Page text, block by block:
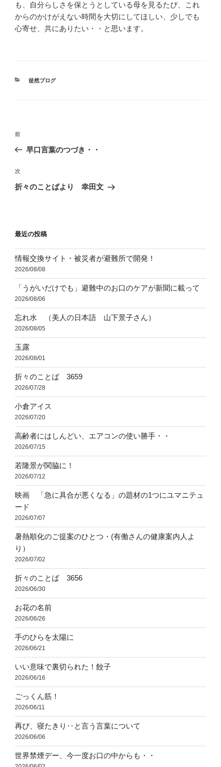
も、自分らしさを保とうとしている母を見るたび、これ
からのかけがえない時間を大切にしてほしい、少しでも
心寄せ、共にありたい・・と思います。
カ
徒然ブログ
投
ビ
ゲ
ン
前
の
稿
前
早口言葉のつづき・・
次
の
次
折々のことばより 幸田文
最近の投稿
情報交換サイト・被災者が避難所で開発！
2026/08/08
「うがいだけでも」避難中のお口のケアが新聞に載って
2026/08/06
忘れ水 （美人の日本語 山下景子さん）
2026/08/05
玉露
2026/08/01
折々のことば 3659
2026/07/28
小倉アイス
2026/07/20
高齢者にはしんどい、エアコンの使い勝手・・
2026/07/15
若隆景が関脇に！
2026/07/12
映画 「急に具合が悪くなる」の題材の1つにユマニテュ
ード
2026/07/07
暑熱順化のご提案のひとつ・(有働さんの健康案内人よ
り）
2026/07/02
折々のことば 3656
2026/06/30
お花の名前
2026/06/26
手のひらを太陽に
2026/06/21
いい意味で裏切られた！餃子
2026/06/16
ごっくん筋！
2026/06/11
再び、寝たきり‥と言う言葉について
2026/06/06
世界禁煙デー、今一度お口の中からも・・